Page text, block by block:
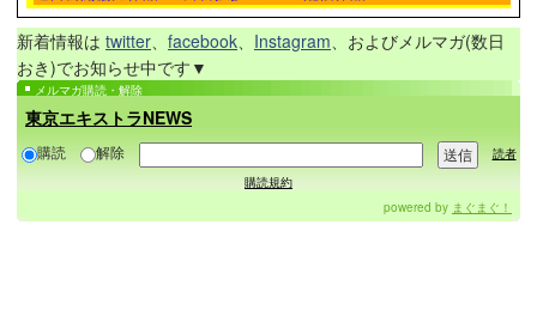
新着情報は twitter、 facebook、 Instagram、およびメルマガ(数日
おき)でお知らせ中です▼
メルマガ購読・解除
東京エキストラNEWS
購読 解除
読者
購読規約
powered by まぐまぐ！